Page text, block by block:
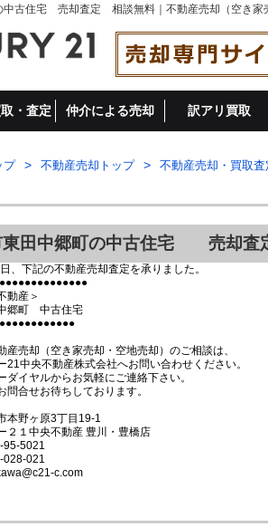
・査定 仲介による売却 訳アリ買取
プ 不動産売却トップ 不動産売却・買取査
東田中郷町の中古住宅 売却査
、下記の不動産売却査定を承りました。
動産＞
郷町 中古住宅
産売却（空き家売却・空地売却）のご相談は、
21中央不動産株式会社へお問い合わせください。
ダイヤルからお気軽にご連絡下さい。
問合せお待ちしております。
本野ヶ原3丁目19-1
２１中央不動産 豊川・豊橋店
5021
028-021
c.com